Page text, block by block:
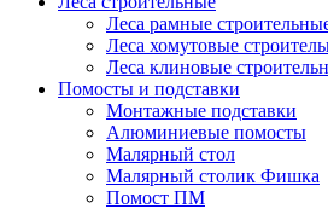
Леса рамные
Леса хомутовые
Леса клиновые
Помосты и подставки
Монтажные подставки
Алюминиевые помосты
Малярный стол
Малярный столик Фишка
Помост ПМ